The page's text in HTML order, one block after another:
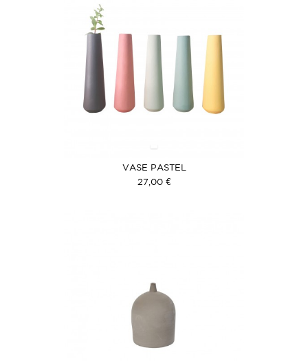
VASE PASTEL
27,00 €